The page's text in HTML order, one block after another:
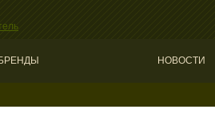
БРЕНДЫ НОВОСТИ